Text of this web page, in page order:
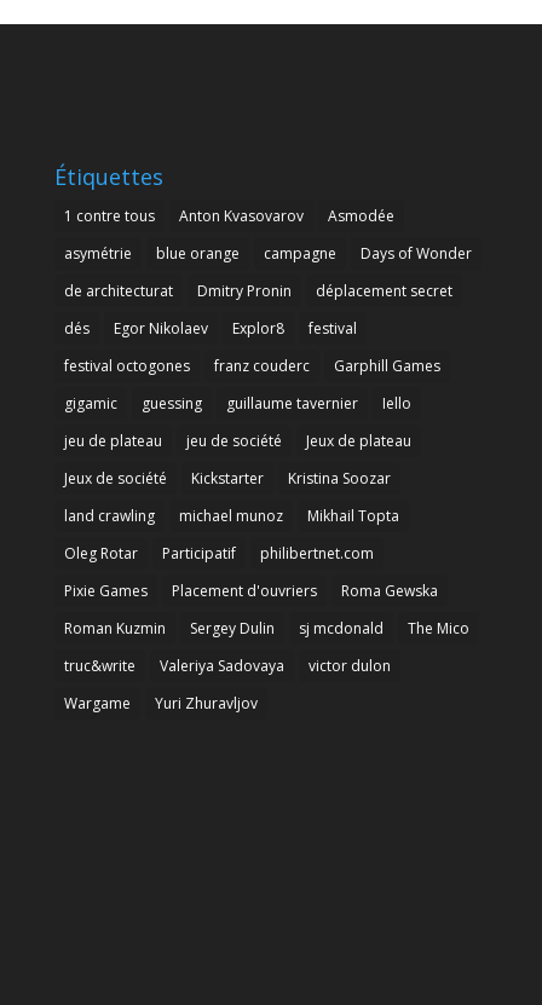
Étiquettes
1 contre tous Anton Kvasovarov
Asmodée
asymétrie
blue orange campagne
Days of Wonder
de architecturat
Dmitry Pronin
déplacement secret
dés
Egor Nikolaev Explor8
festival
festival octogones
franz couderc
Garphill Games
gigamic
guessing guillaume tavernier
Iello
jeu de plateau
jeu de société
Jeux de plateau
Jeux de société
Kickstarter
Kristina Soozar
land crawling
michael munoz
Mikhail Topta
Oleg Rotar
Participatif
philibertnet.com
Pixie Games
Placement d'ouvriers
Roma Gewska
Roman Kuzmin
Sergey Dulin sj mcdonald
The Mico
truc&write
Valeriya Sadovaya
victor dulon
Wargame
Yuri Zhuravljov